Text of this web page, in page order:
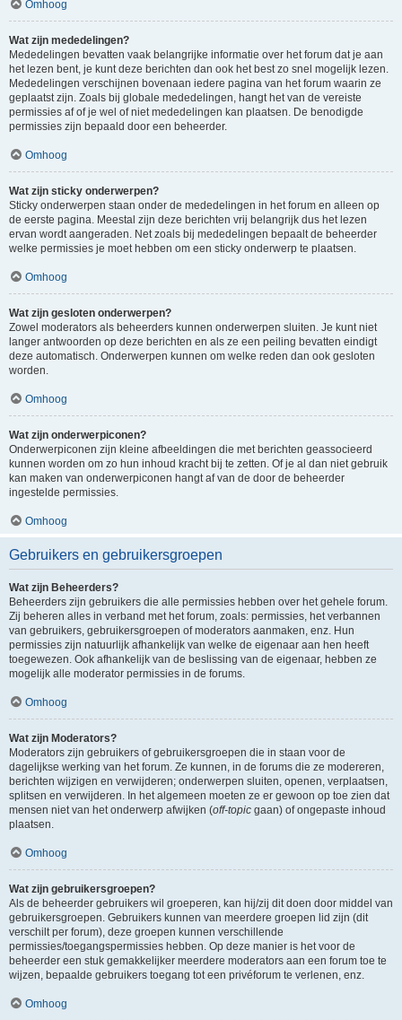
Omhoog
Wat zijn mededelingen?
Mededelingen bevatten vaak belangrijke informatie over het forum dat je aan
het lezen bent, je kunt deze berichten dan ook het best zo snel mogelijk lezen.
Mededelingen verschijnen bovenaan iedere pagina van het forum waarin ze
geplaatst zijn. Zoals bij globale mededelingen, hangt het van de vereiste
permissies af of je wel of niet mededelingen kan plaatsen. De benodigde
permissies zijn bepaald door een beheerder.
Omhoog
Wat zijn sticky onderwerpen?
Sticky onderwerpen staan onder de mededelingen in het forum en alleen op
de eerste pagina. Meestal zijn deze berichten vrij belangrijk dus het lezen
ervan wordt aangeraden. Net zoals bij mededelingen bepaalt de beheerder
welke permissies je moet hebben om een sticky onderwerp te plaatsen.
Omhoog
Wat zijn gesloten onderwerpen?
Zowel moderators als beheerders kunnen onderwerpen sluiten. Je kunt niet
langer antwoorden op deze berichten en als ze een peiling bevatten eindigt
deze automatisch. Onderwerpen kunnen om welke reden dan ook gesloten
worden.
Omhoog
Wat zijn onderwerpiconen?
Onderwerpiconen zijn kleine afbeeldingen die met berichten geassocieerd
kunnen worden om zo hun inhoud kracht bij te zetten. Of je al dan niet gebruik
kan maken van onderwerpiconen hangt af van de door de beheerder
ingestelde permissies.
Omhoog
Gebruikers en gebruikersgroepen
Wat zijn Beheerders?
Beheerders zijn gebruikers die alle permissies hebben over het gehele forum.
Zij beheren alles in verband met het forum, zoals: permissies, het verbannen
van gebruikers, gebruikersgroepen of moderators aanmaken, enz. Hun
permissies zijn natuurlijk afhankelijk van welke de eigenaar aan hen heeft
toegewezen. Ook afhankelijk van de beslissing van de eigenaar, hebben ze
mogelijk alle moderator permissies in de forums.
Omhoog
Wat zijn Moderators?
Moderators zijn gebruikers of gebruikersgroepen die in staan voor de
dagelijkse werking van het forum. Ze kunnen, in de forums die ze modereren,
berichten wijzigen en verwijderen; onderwerpen sluiten, openen, verplaatsen,
splitsen en verwijderen. In het algemeen moeten ze er gewoon op toe zien dat
mensen niet van het onderwerp afwijken (off-topic gaan) of ongepaste inhoud
plaatsen.
Omhoog
Wat zijn gebruikersgroepen?
Als de beheerder gebruikers wil groeperen, kan hij/zij dit doen door middel van
gebruikersgroepen. Gebruikers kunnen van meerdere groepen lid zijn (dit
verschilt per forum), deze groepen kunnen verschillende
permissies/toegangspermissies hebben. Op deze manier is het voor de
beheerder een stuk gemakkelijker meerdere moderators aan een forum toe te
wijzen, bepaalde gebruikers toegang tot een privéforum te verlenen, enz.
Omhoog